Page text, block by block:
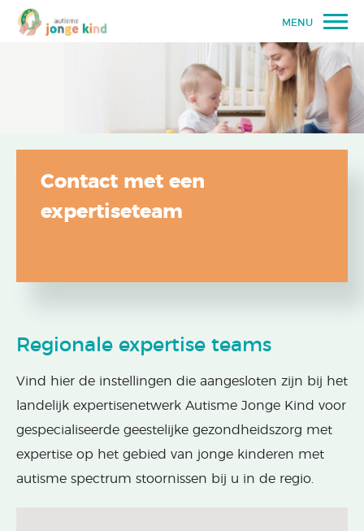
MENU
Contact met een
expertiseteam
Regionale expertise teams
Vind hier de instellingen die aangesloten zijn bij het
landelijk expertisenetwerk Autisme Jonge Kind voor
gespecialiseerde geestelijke gezondheidszorg met
expertise op het gebied van jonge kinderen met
autisme spectrum stoornissen bij u in de regio.